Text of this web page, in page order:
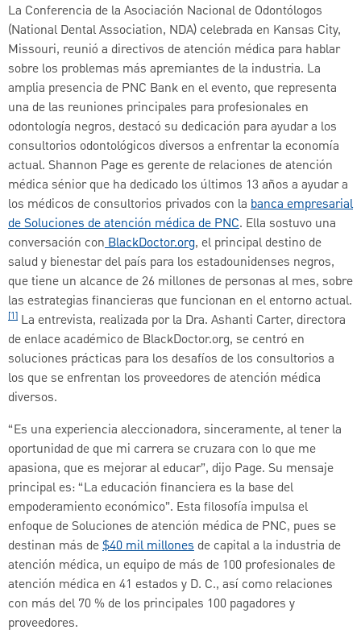
La Conferencia de la Asociación Nacional de Odontólogos
(National Dental Association, NDA) celebrada en Kansas City,
Missouri, reunió a directivos de atención médica para hablar
sobre los problemas más apremiantes de la industria. La
amplia presencia de PNC Bank en el evento, que representa
una de las reuniones principales para profesionales en
odontología negros, destacó su dedicación para ayudar a los
consultorios odontológicos diversos a enfrentar la economía
actual. Shannon Page es gerente de relaciones de atención
médica sénior que ha dedicado los últimos 13 años a ayudar a
los médicos de consultorios privados con la banca empresarial
de Soluciones de atención médica de PNC. Ella sostuvo una
conversación conBlackDoctor.org, el principal destino de
salud y bienestar del país para los estadounidenses negros,
que tiene un alcance de 26 millones de personas al mes, sobre
las estrategias financieras que funcionan en el entorno actual.
[1] La entrevista, realizada por la Dra. Ashanti Carter, directora
de enlace académico de BlackDoctor.org, se centró en
soluciones prácticas para los desafíos de los consultorios a
los que se enfrentan los proveedores de atención médica
diversos.
“Es una experiencia aleccionadora, sinceramente, al tener la
oportunidad de que mi carrera se cruzara con lo que me
apasiona, que es mejorar al educar”, dijo Page. Su mensaje
principal es: “La educación financiera es la base del
empoderamiento económico”. Esta filosofía impulsa el
enfoque de Soluciones de atención médica de PNC, pues se
destinan más de$40 mil millones de capital a la industria de
atención médica, un equipo de más de 100 profesionales de
atención médica en 41 estados y D. C., así como relaciones
con más del 70 % de los principales 100 pagadores y
proveedores.